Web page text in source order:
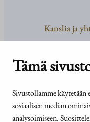
Tämä
Sivustollamme käytetään
sosiaalisen median
analysoimiseen.
Kanslia ja
Tehtävät ja
Medialle